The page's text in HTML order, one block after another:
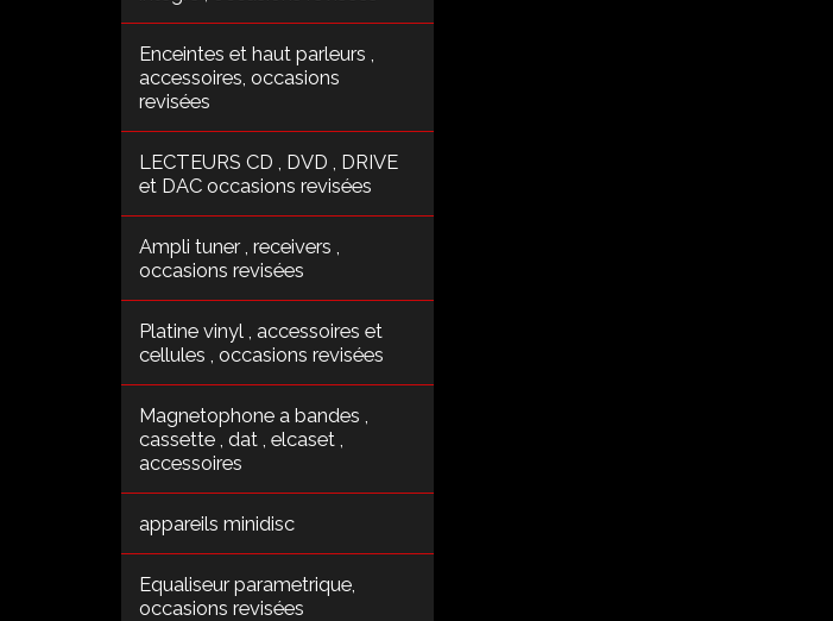
Enceintes et haut parleurs ,
accessoires, occasions
revisées
LECTEURS CD , DVD , DRIVE
et DAC occasions revisées
Ampli tuner , receivers ,
occasions revisées
Platine vinyl , accessoires et
cellules , occasions revisées
Magnetophone a bandes ,
cassette , dat , elcaset ,
accessoires
appareils minidisc
Equaliseur parametrique,
occasions revisées